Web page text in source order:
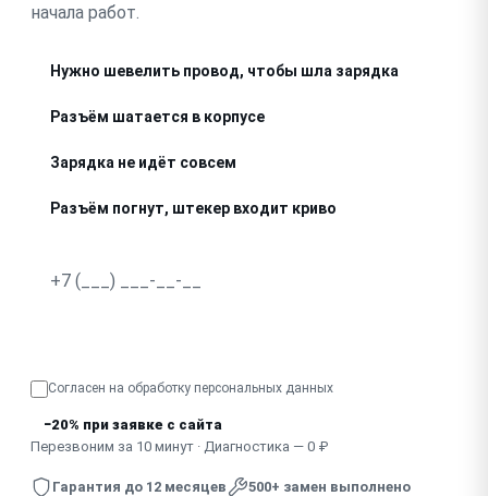
начала работ.
Нужно шевелить провод, чтобы шла зарядка
Разъём шатается в корпусе
Зарядка не идёт совсем
Разъём погнут, штекер входит криво
Согласен на обработку персональных данных
−20% при заявке с сайта
Перезвоним за 10 минут · Диагностика — 0 ₽
Гарантия до 12 месяцев
500+ замен выполнено